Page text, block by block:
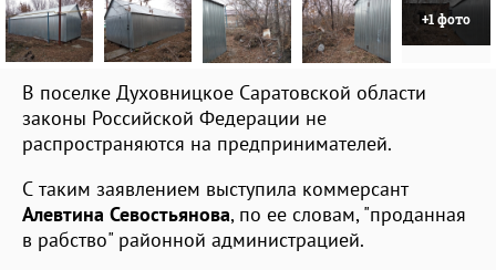
+1 фото
В поселке Духовницкое Саратовской области
законы Российской Федерации не
распространяются на предпринимателей.
С таким заявлением выступила коммерсант
Алевтина Севостьянова, по ее словам, "проданная
в рабство" районной администрацией.